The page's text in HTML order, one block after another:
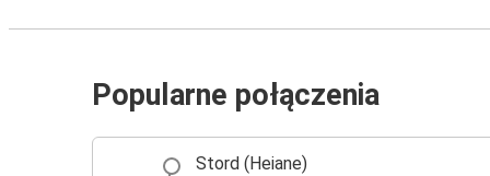
Popularne połączenia
Stord (Heiane)